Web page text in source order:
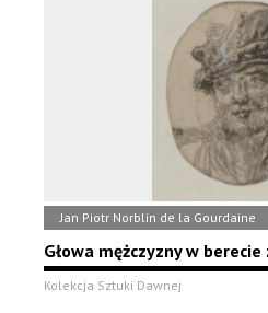
Jan Piotr Norblin de la Gourdaine
Głowa mężczyzny w
Kolekcja Sztuki Dawnej